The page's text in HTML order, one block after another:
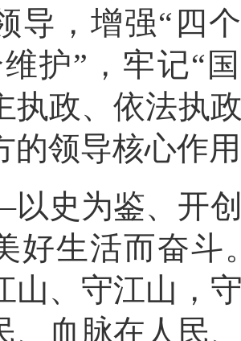
导，增强“四
护”，牢记“
执政、依法执
的领导核心作
为鉴、开创
好生活而奋斗
山、守江山，
、血脉在人民